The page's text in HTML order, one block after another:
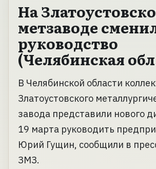
На
метзаводе
руководство
(Челябинская
В Челябинской области
Златоустовского
завода представили нового
19 марта руководить
Юрий Гущин, сообщили в
ЗМЗ.